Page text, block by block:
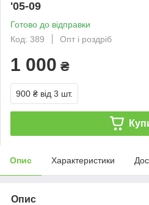
'05-09
Готово до відправки
Код: 389
Опт і роздріб
1 000 ₴
900 ₴ від 3 шт.
Опис Характеристики
Опис